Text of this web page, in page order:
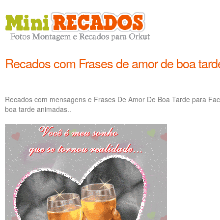
Recados com Frases de amor de boa
Recados com mensagens e Frases De Amor De Boa Tarde para
boa tarde animadas..